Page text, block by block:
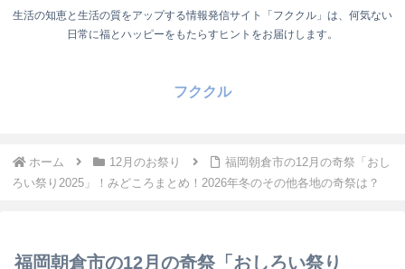
生活の知恵と生活の質をアップする情報発信サイト「フククル」は、何気ない
日常に福とハッピーをもたらすヒントをお届けします。
フククル
ホーム 12月のお祭り
福岡朝倉市の12月の奇祭「おし
ろい祭り2025」！みどころまとめ！2026年冬のその他各地の奇祭は？
福岡朝倉市の12月の奇祭「おしろい祭り